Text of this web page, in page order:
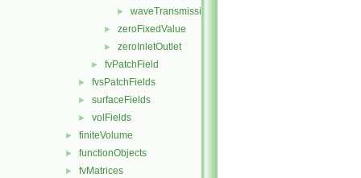
► waveTransmissiveFvPatchFieldsFwd.H
► zeroFixedValue
► zeroInletOutlet
► fvPatchField
► fvsPatchFields
► surfaceFields
► volFields
► finiteVolume
► functionObjects
► fvMatrices